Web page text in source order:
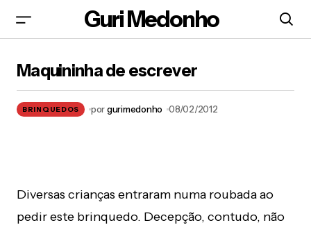
Guri Medonho
Maquininha de escrever
BRINQUEDOS porgurimedonho 08/02/2012
Diversas crianças entraram numa roubada ao
pedir este brinquedo. Decepção, contudo, não